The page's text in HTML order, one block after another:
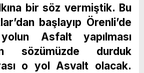
bir söz vermiştik. Bu
başlayıp Örenli’de
Asfalt yapılması
sözümüzde durduk
o yol Asvalt olacak.